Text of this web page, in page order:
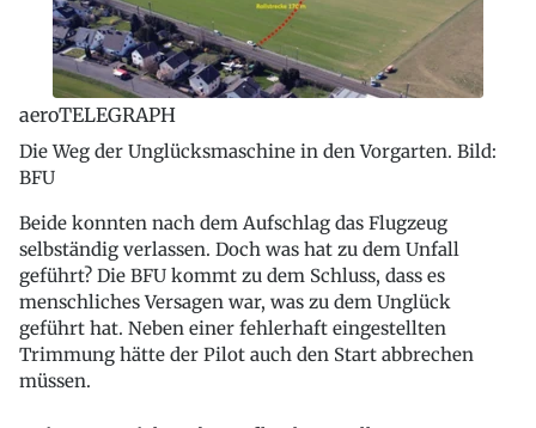
aeroTELEGRAPH
Die Weg der Unglücksmaschine in den Vorgarten. Bild:
BFU
Beide konnten nach dem Aufschlag das Flugzeug
selbständig verlassen. Doch was hat zu dem Unfall
geführt? Die BFU kommt zu dem Schluss, dass es
menschliches Versagen war, was zu dem Unglück
geführt hat. Neben einer fehlerhaft eingestellten
Trimmung hätte der Pilot auch den Start abbrechen
müssen.